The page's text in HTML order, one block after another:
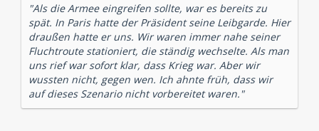
"Als die Armee eingreifen sollte, war es bereits zu
spät. In Paris hatte der Präsident seine Leibgarde. Hier
draußen hatte er uns. Wir waren immer nahe seiner
Fluchtroute stationiert, die ständig wechselte. Als man
uns rief war sofort klar, dass Krieg war. Aber wir
wussten nicht, gegen wen. Ich ahnte früh, dass wir
auf dieses Szenario nicht vorbereitet waren."